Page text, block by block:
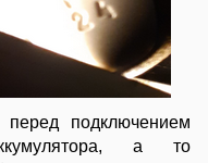
перед подключением
а то